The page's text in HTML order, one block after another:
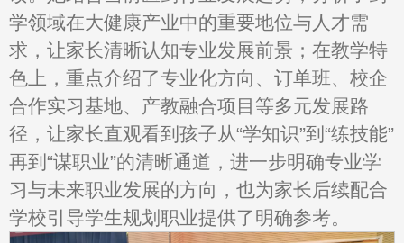
学领域在大健康产业中的重要地位与人才需
求，让家长清晰认知专业发展前景；在教学特
色上，重点介绍了专业化方向、订单班、校企
合作实习基地、产教融合项目等多元发展路
径，让家长直观看到孩子从“学知识”到“练技能”
再到“谋职业”的清晰通道，进一步明确专业学
习与未来职业发展的方向，也为家长后续配合
学校引导学生规划职业提供了明确参考。